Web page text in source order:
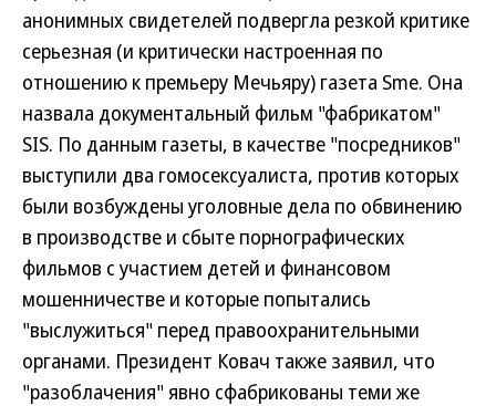
анонимных свидетелей подвергла резкой критике
серьезная (и критически настроенная по
отношению к премьеру Мечьяру) газета Sme. Она
назвала документальный фильм "фабрикатом"
SIS. По данным газеты, в качестве "посредников"
выступили два гомосексуалиста, против которых
были возбуждены уголовные дела по обвинению
в производстве и сбыте порнографических
фильмов с участием детей и финансовом
мошенничестве и которые попытались
"выслужиться" перед правоохранительными
органами. Президент Ковач также заявил, что
"разоблачения" явно сфабрикованы теми же